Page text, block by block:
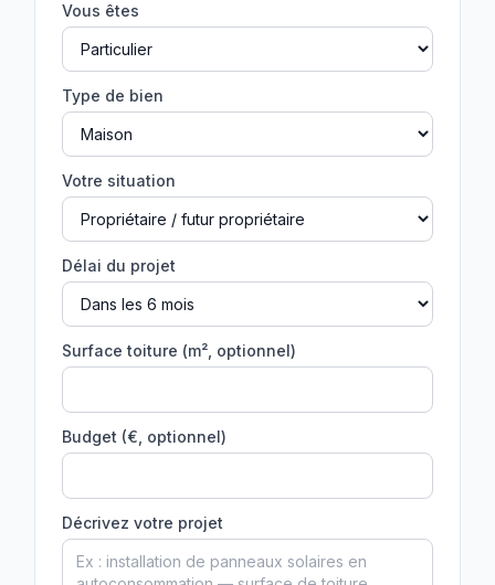
Vous êtes
Type de bien
Votre situation
Délai du projet
Surface toiture (m², optionnel)
Budget (€, optionnel)
Décrivez votre projet